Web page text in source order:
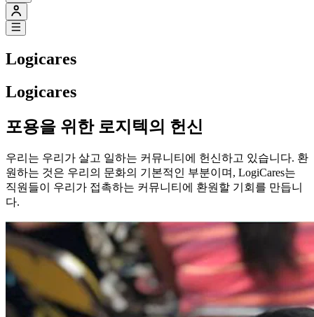
Logicares
Logicares
포용을 위한 로지텍의 헌신
우리는 우리가 살고 일하는 커뮤니티에 헌신하고 있습니다. 환
원하는 것은 우리의 문화의 기본적인 부분이며, LogiCares는
직원들이 우리가 접촉하는 커뮤니티에 환원할 기회를 만듭니
다.